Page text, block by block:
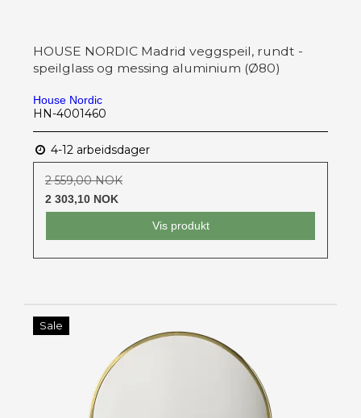
HOUSE NORDIC Madrid veggspeil, rundt -
speilglass og messing aluminium (Ø80)
House Nordic
HN-4001460
4-12 arbeidsdager
2 559,00 NOK
2 303,10 NOK
Vis produkt
Sale